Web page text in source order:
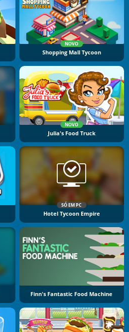
NOVO
Shopping Mall Tycoon
NOVO
Julia's Food Truck
SÓ EM PC
Hotel Tycoon Empire
Finn's Fantastic Food Machine